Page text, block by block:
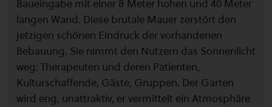
Baueingabe mit einer 8 Meter hohen und 40 Meter
langen Wand. Diese brutale Mauer zerstört den
jetzigen schönen Eindruck der vorhandenen
Bebauung. Sie nimmt den Nutzern das Sonnenlicht
weg: Therapeuten und deren Patienten,
Kulturschaffende, Gäste, Gruppen. Der Garten
wird eng, unattraktiv, er vermittelt ein Atmosphäre